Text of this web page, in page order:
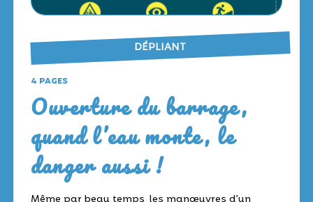
DÉPLIANT
4 PAGES
Ouverture du barrage,
quand l’eau monte, le
danger aussi !